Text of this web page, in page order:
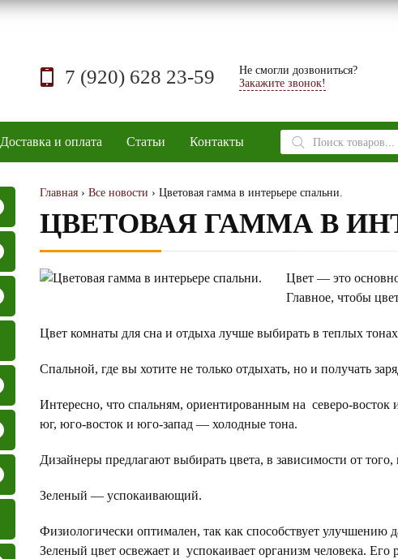
7 (920) 628 23-59
Не смогли дозвониться?
Закажите звонок!
Доставка и оплата Статьи Контакты
Поиск
товаров
Главная › Все новости › Цветовая гамма в интерьере спальни.
ЦВЕТОВАЯ ГАММА В
Цвет — это
Главное, чтобы
Цвет комнаты для сна и отдыха лучше выбирать в теплых
Спальной, где вы хотите не только отдыхать, но и получать
Интересно, что спальням, ориентированным на северо-восток
юг, юго-восток и юго-запад — холодные тона.
Дизайнеры предлагают выбирать цвета, в зависимости от того,
Зеленый — успокаивающий.
Физиологически оптимален, так как способствует улучшению
Зеленый цвет освежает и успокаивает организм человека.